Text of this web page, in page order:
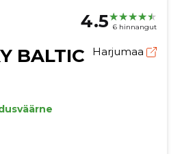
4.5 6 hinnangut
BALTIC
Harjumaa